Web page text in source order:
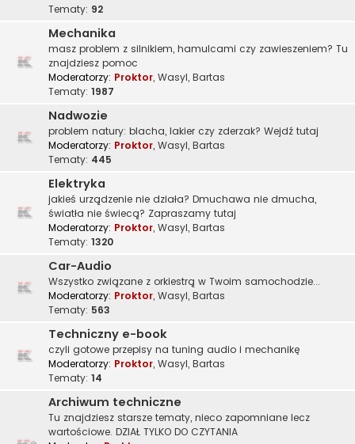
Tematy: 92
Mechanika
masz problem z silnikiem, hamulcami czy zawieszeniem? Tu
znajdziesz pomoc
Moderatorzy: Proktor, Wasyl, Bartas
Tematy: 1987
Nadwozie
problem natury: blacha, lakier czy zderzak? Wejdź tutaj
Moderatorzy: Proktor, Wasyl, Bartas
Tematy: 445
Elektryka
jakieś urządzenie nie działa? Dmuchawa nie dmucha,
światła nie świecą? Zapraszamy tutaj
Moderatorzy: Proktor, Wasyl, Bartas
Tematy: 1320
Car-Audio
Wszystko związane z orkiestrą w Twoim samochodzie...
Moderatorzy: Proktor, Wasyl, Bartas
Tematy: 563
Techniczny e-book
czyli gotowe przepisy na tuning audio i mechanikę
Moderatorzy: Proktor, Wasyl, Bartas
Tematy: 14
Archiwum techniczne
Tu znajdziesz starsze tematy, nieco zapomniane lecz
wartościowe. DZIAŁ TYLKO DO CZYTANIA